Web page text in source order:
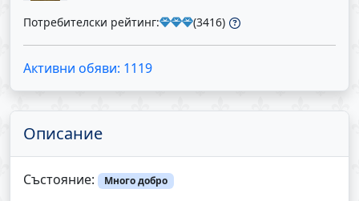
Потребителски рейтинг: (3416)
Активни обяви: 1119
Описание
Състояние: Много добро